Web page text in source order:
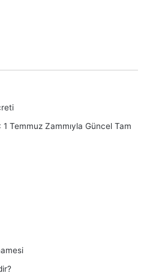
Temmuz Zammıyla Güncel Tam